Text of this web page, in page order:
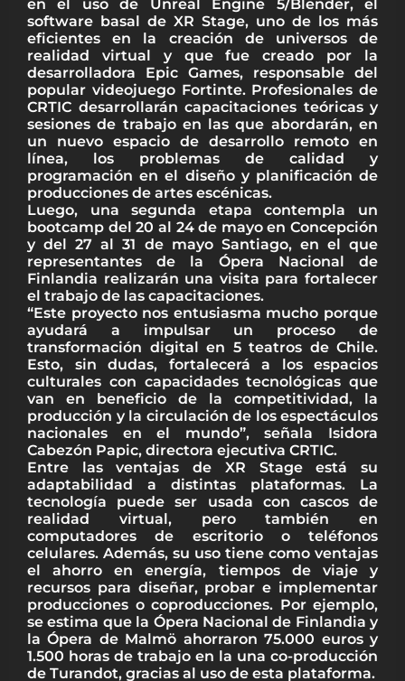
en el uso de Unreal Engine 5/Blender, el
software basal de XR Stage, uno de los más
eficientes en la creación de universos de
realidad virtual y que fue creado por la
desarrolladora Epic Games, responsable del
popular videojuego Fortinte. Profesionales de
CRTIC desarrollarán capacitaciones teóricas y
sesiones de trabajo en las que abordarán, en
un nuevo espacio de desarrollo remoto en
línea, los problemas de calidad y
programación en el diseño y planificación de
producciones de artes escénicas.
Luego, una segunda etapa contempla un
bootcamp del 20 al 24 de mayo en Concepción
y del 27 al 31 de mayo Santiago, en el que
representantes de la Ópera Nacional de
Finlandia realizarán una visita para fortalecer
el trabajo de las capacitaciones.
“Este proyecto nos entusiasma mucho porque
ayudará a impulsar un proceso de
transformación digital en 5 teatros de Chile.
Esto, sin dudas, fortalecerá a los espacios
culturales con capacidades tecnológicas que
van en beneficio de la competitividad, la
producción y la circulación de los espectáculos
nacionales en el mundo”, señala Isidora
Cabezón Papic, directora ejecutiva CRTIC.
Entre las ventajas de XR Stage está su
adaptabilidad a distintas plataformas. La
tecnología puede ser usada con cascos de
realidad virtual, pero también en
computadores de escritorio o teléfonos
celulares. Además, su uso tiene como ventajas
el ahorro en energía, tiempos de viaje y
recursos para diseñar, probar e implementar
producciones o coproducciones. Por ejemplo,
se estima que la Ópera Nacional de Finlandia y
la Ópera de Malmö ahorraron 75.000 euros y
1.500 horas de trabajo en la una co-producción
de Turandot, gracias al uso de esta plataforma.